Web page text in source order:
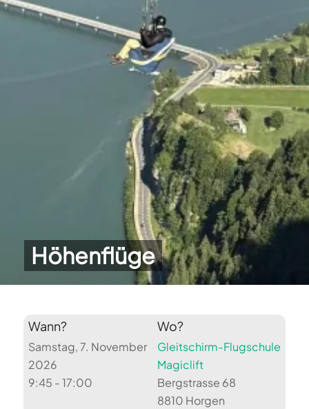
Höhenflüge
Wann?
Samstag, 7. November
2026
9:45 - 17:00
Wo?
Gleitschirm-Flugschule
Magiclift
Bergstrasse 68
8810 Horgen